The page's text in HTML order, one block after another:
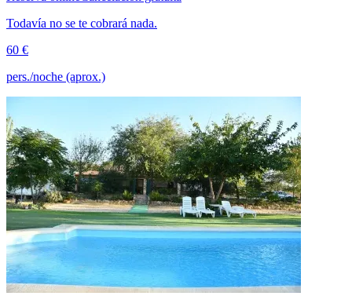
Todavía no se te cobrará nada.
60 €
pers./noche (aprox.)